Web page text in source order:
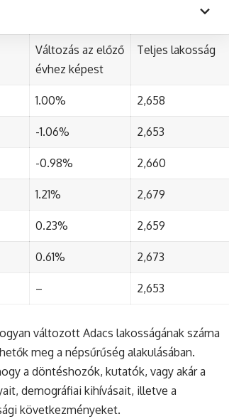
Változás az előző
évhez képest
Teljes lakosság
1.00% 2,658
-1.06% 2,653
-0.98% 2,660
1.21% 2,679
0.23% 2,659
0.61% 2,673
– 2,653
változott Adacs lakosságának száma
meg a népsűrűség alakulásában.
a döntéshozók, kutatók, vagy akár a
demográfiai kihívásait, illetve a
következményeket.